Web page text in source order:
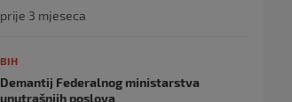
prije 3 mjeseca
BIH
Demantij Federalnog ministarstva
unutrašnjih poslova